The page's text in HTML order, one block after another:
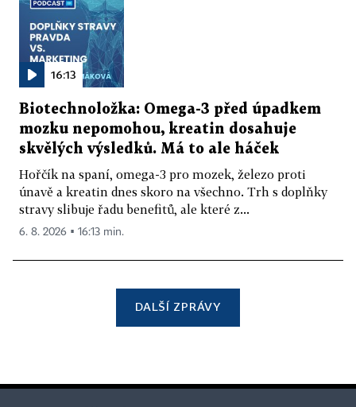
16:13
Biotechnoložka: Omega-3 před úpadkem
mozku nepomohou, kreatin dosahuje
skvělých výsledků. Má to ale háček
Hořčík na spaní, omega-3 pro mozek, železo proti
únavě a kreatin dnes skoro na všechno. Trh s doplňky
stravy slibuje řadu benefitů, ale které z...
6. 8. 2026 ▪ 16:13 min.
DALŠÍ ZPRÁVY